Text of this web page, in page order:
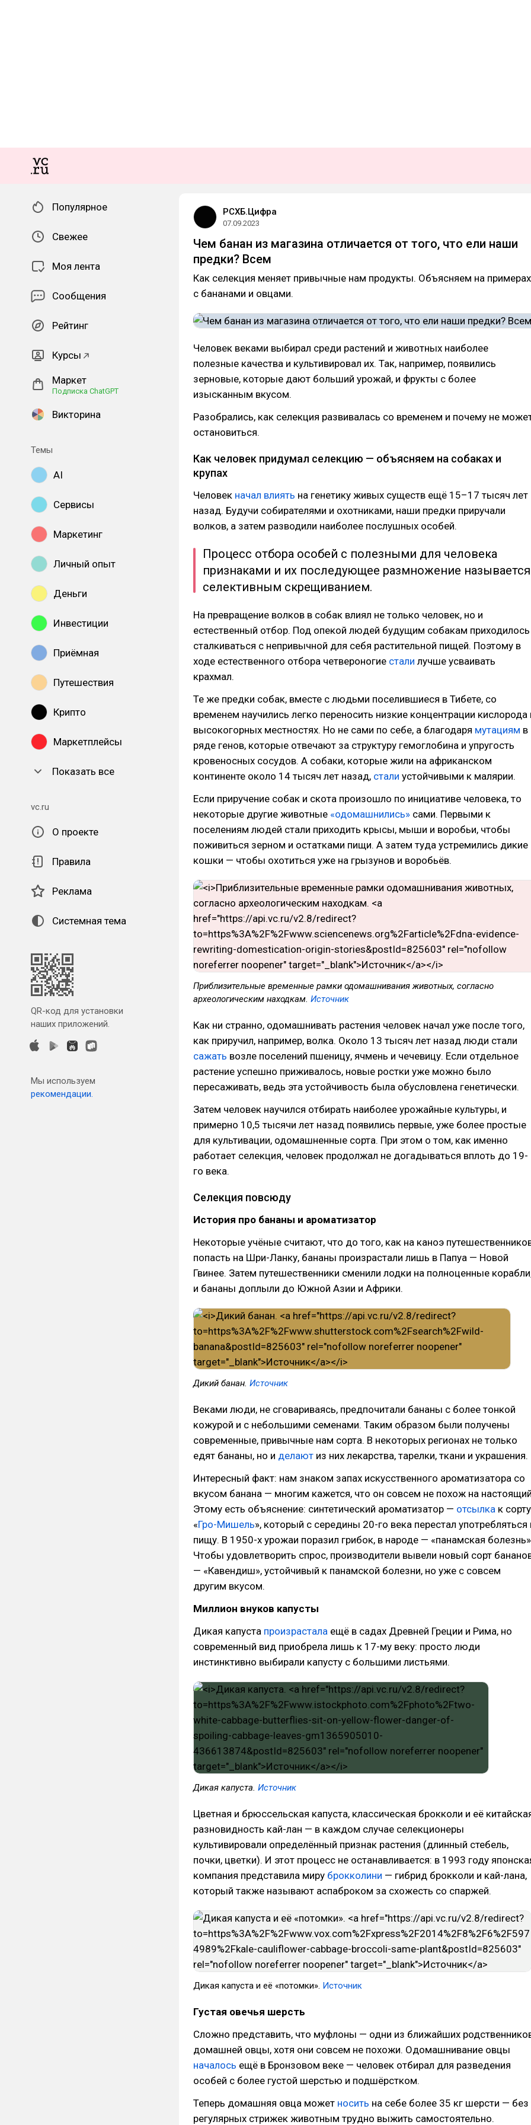
Популярное
Свежее
Моя лента
Сообщения
Рейтинг
Курсы
Маркет
Подписка ChatGPT
Викторина
Темы
AI
Сервисы
Маркетинг
Личный опыт
Деньги
Инвестиции
Приёмная
Путешествия
Крипто
Маркетплейсы
Показать все
vc.ru
О проекте
Правила
Реклама
Системная тема
QR-код для установки
наших приложений.
Мы используем
рекомендации.
РСХБ.Цифра
07.09.2023
Чем банан из магазина отличается от того, что ели наши
предки? Всем
Как селекция меняет привычные нам продукты. Объясняем на примерах
с бананами и овцами.
Человек веками выбирал среди растений и животных наиболее
полезные качества и культивировал их. Так, например, появились
зерновые, которые дают больший урожай, и фрукты с более
изысканным вкусом.
Разобрались, как селекция развивалась со временем и почему не
остановиться.
Как человек придумал селекцию — объясняем на собаках и
крупах
Человек начал влиять на генетику живых существ ещё 15–17 тысяч лет
назад. Будучи собирателями и охотниками, наши предки приручали
волков, а затем разводили наиболее послушных особей.
Процесс отбора особей с полезными для человека
признаками и их последующее размножение называется
селективным скрещиванием.
На превращение волков в собак влиял не только человек, но и
естественный отбор. Под опекой людей будущим собакам приходилось
сталкиваться с непривычной для себя растительной пищей. Поэтому в
ходе естественного отбора четвероногие стали лучше усваивать
крахмал.
Те же предки собак, вместе с людьми поселившиеся в Тибете, со
временем научились легко переносить низкие концентрации кислорода
высокогорных местностях. Но не сами по себе, а благодаря мутациям в
ряде генов, которые отвечают за структуру гемоглобина и упругость
кровеносных сосудов. А собаки, которые жили на африканском
континенте около 14 тысяч лет назад, стали устойчивыми к малярии.
Если приручение собак и скота произошло по инициативе человека, то
некоторые другие животные «одомашнились» сами. Первыми к
поселениям людей стали приходить крысы, мыши и воробьи, чтобы
поживиться зерном и остатками пищи. А затем туда устремились дикие
кошки — чтобы охотиться уже на грызунов и воробьёв.
Приблизительные временные рамки одомашнивания животных, согласно
археологическим находкам. Источник
Как ни странно, одомашнивать растения человек начал уже после того,
как приручил, например, волка. Около 13 тысяч лет назад люди стали
сажать возле поселений пшеницу, ячмень и чечевицу. Если отдельное
растение успешно приживалось, новые ростки уже можно было
пересаживать, ведь эта устойчивость была обусловлена генетически.
Затем человек научился отбирать наиболее урожайные культуры, и
примерно 10,5 тысячи лет назад появились первые, уже более простые
для культивации, одомашненные сорта. При этом о том, как именно
работает селекция, человек продолжал не догадываться вплоть до 19-
го века.
Селекция повсюду
История про бананы и ароматизатор
Некоторые учёные считают, что до того, как на каноэ
попасть на Шри-Ланку, бананы произрастали лишь в Папуа — Новой
Гвинее. Затем путешественники сменили лодки на полноценные
и бананы доплыли до Южной Азии и Африки.
Дикий банан. Источник
Веками люди, не сговариваясь, предпочитали бананы с более тонкой
кожурой и с небольшими семенами. Таким образом были получены
современные, привычные нам сорта. В некоторых регионах не только
едят бананы, но и делают из них лекарства, тарелки, ткани и украшения.
Интересный факт: нам знаком запах искусственного ароматизатора со
вкусом банана — многим кажется, что он совсем не похож на
Этому есть объяснение: синтетический ароматизатор — отсылка к сорту
«Гро-Мишель», который с середины 20-го века перестал употребляться
пищу. В 1950-х урожаи поразил грибок, в народе — «панамская
Чтобы удовлетворить спрос, производители вывели новый сорт
— «Кавендиш», устойчивый к панамской болезни, но уже с совсем
другим вкусом.
Миллион внуков капусты
Дикая капуста произрастала ещё в садах Древней Греции и Рима, но
современный вид приобрела лишь к 17-му веку: просто люди
инстинктивно выбирали капусту с большими листьями.
Дикая капуста. Источник
Цветная и брюссельская капуста, классическая брокколи и её
разновидность кай-лан — в каждом случае селекционеры
культивировали определённый признак растения (длинный стебель,
почки, цветки). И этот процесс не останавливается: в 1993 году
компания представила миру брокколини — гибрид брокколи и кай-лана,
который также называют аспаброком за схожесть со спаржей.
Дикая капуста и её «потомки». Источник
Густая овечья шерсть
Сложно представить, что муфлоны — одни из ближайших
домашней овцы, хотя они совсем не похожи. Одомашнивание овцы
началось ещё в Бронзовом веке — человек отбирал для разведения
особей с более густой шерстью и подшёрстком.
Теперь домашняя овца может носить на себе более 35 кг шерсти — без
регулярных стрижек животным трудно выжить самостоятельно.